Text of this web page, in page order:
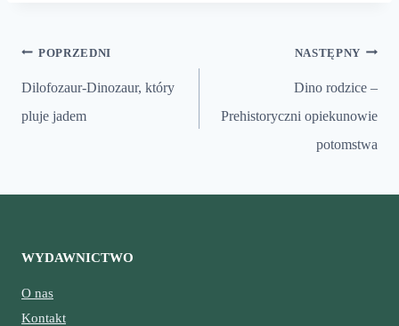
Nawigacja
wpisu
POPRZEDNI
Dilofozaur-Dinozaur, który
pluje jadem
NASTĘPNY
Dino rodzice –
Prehistoryczni opiekunowie
potomstwa
WYDAWNICTWO
O nas
Kontakt